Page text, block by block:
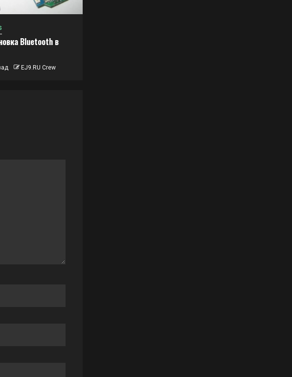
Bluetooth в
EJ9.RU Crew